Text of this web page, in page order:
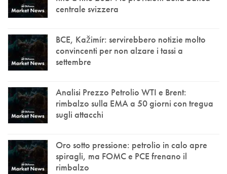
centrale svizzera
BCE, Kažimír: servirebbero notizie molto
convincenti per non alzare i tassi a
settembre
Analisi Prezzo Petrolio WTI e Brent:
rimbalzo sulla EMA a 50 giorni con tregua
sugli attacchi
Oro sotto pressione: petrolio in calo apre
spiragli, ma FOMC e PCE frenano il
rimbalzo